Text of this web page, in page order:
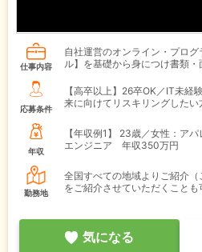
仕事内容
自社運営のオンライン・プロ
ル】を基礎から身につけ書類
応募条件
【高卒以上】26卒OK／IT未経
来に向けてリスキリングしたい
年収
【年収例1】
23歳／女性：ア
エンジニア 年収350万円
勤務地
全国すべての地域よりご紹介
をご紹介させていただくことも
気になる